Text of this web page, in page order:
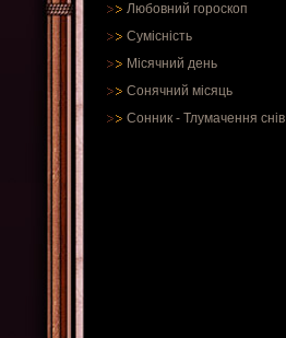
Любовний гороскоп
Сумісність
Місячний день
Сонячний місяць
Сонник - Тлумачення снів